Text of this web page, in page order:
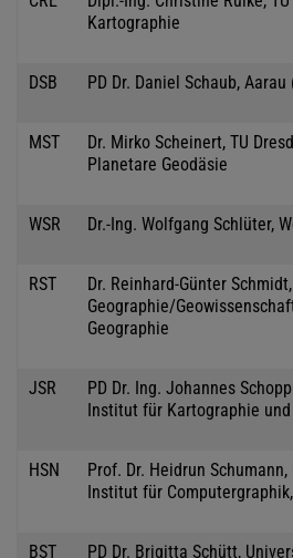
Kartographie
DSB PD Dr. Daniel Schaub, Aarau
MST
Dr. Mirko Scheinert, TU
Planetare Geodäsie
WSR Dr.-Ing. Wolfgang Schlüter,
RST
Dr. Reinhard-Günter
Geographie/
Geographie
JSR
PD Dr. Ing. Johannes
Institut für Kartographie
HSN
Prof. Dr. Heidrun
Institut für
BST
PD Dr. Brigitta Schütt,